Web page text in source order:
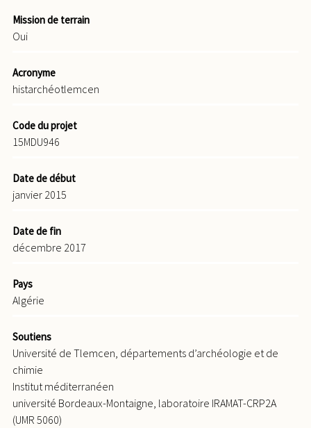
Mission de terrain
Oui
Acronyme
histarchéotlemcen
Code du projet
15MDU946
Date de début
janvier 2015
Date de fin
décembre 2017
Pays
Algérie
Soutiens
Université de Tlemcen, départements d’archéologie et de
chimie
Institut méditerranéen
université Bordeaux-Montaigne, laboratoire IRAMAT-CRP2A
(UMR 5060)